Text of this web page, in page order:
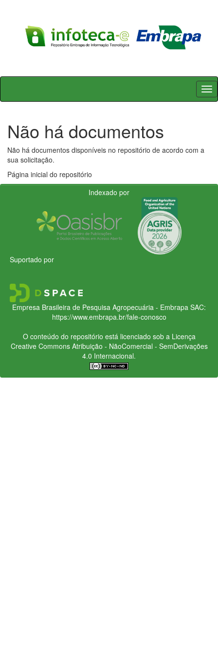
Skip
Não há documentos
Não há documentos disponíveis no repositório de acordo com a
sua solicitação.
Página inicial do repositório
Indexado por
Suportado por
Empresa Brasileira de Pesquisa Agropecuária - Embrapa SAC:
https://www.embrapa.br/fale-conosco
O conteúdo do repositório está licenciado sob a Licença
Creative CommonsAtribuição - NãoComercial - SemDerivações
4.0 Internacional.